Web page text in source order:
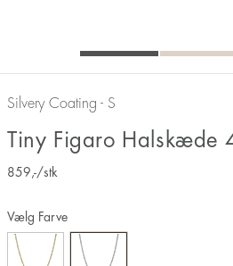
Silvery Coating - S
Tiny Figaro Halskæde
859 ,-/stk
Vælg Farve